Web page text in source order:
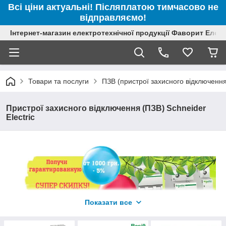
Всі ціни актуальні! Післяплатою тимчасово не
відправляємо!
Інтернет-магазин електротехнічної продукції Фаворит
Товари та послуги ПЗВ (пристрої захисного
Пристрої захисного відключення (ПЗВ) Schneider
Electric
Показати все